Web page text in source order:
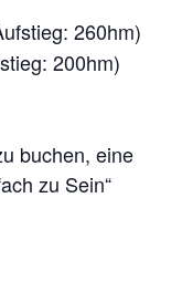
260hm)
200hm)
buchen, eine
zu Sein“